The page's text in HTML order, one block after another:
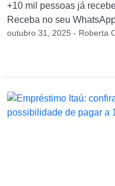
+10 mil pessoas já
Receba no seu
outubro 31, 2025 - Roberta